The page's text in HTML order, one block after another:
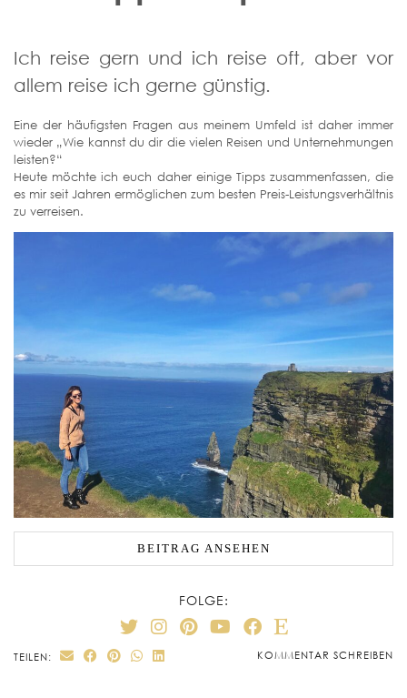
Ich reise gern und ich reise oft, aber vor
allem reise ich gerne günstig.
Eine der häufigsten Fragen aus meinem Umfeld ist daher immer
wieder „Wie kannst du dir die vielen Reisen und Unternehmungen
leisten?“
Heute möchte ich euch daher einige Tipps zusammenfassen, die
es mir seit Jahren ermöglichen zum besten Preis-Leistungsverhältnis
zu verreisen.
BEITRAG ANSEHEN
FOLGE:
TEILEN: KOMMENTAR SCHREIBEN